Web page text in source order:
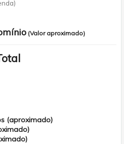
(Valor aproximado)
(aproximado)